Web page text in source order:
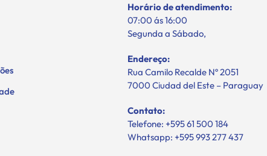
Horário de atendimento:
07:00 ás 16:00
Segunda a Sábado,
Endereço:
Rua Camilo Recalde Nº 2051
7000 Ciudad del Este – Paraguay
Contato:
Telefone: +595 61 500 184
Whatsapp: +595 993 277 437